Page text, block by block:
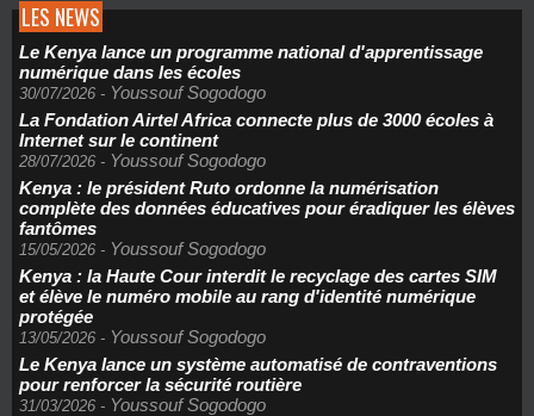
LES NEWS
Le Kenya lance un programme national d'apprentissage
numérique dans les écoles
30/07/2026 - Youssouf Sogodogo
La Fondation Airtel Africa connecte plus de 3000 écoles à
Internet sur le continent
28/07/2026 - Youssouf Sogodogo
Kenya : le président Ruto ordonne la numérisation
complète des données éducatives pour éradiquer les élèves
fantômes
15/05/2026 - Youssouf Sogodogo
Kenya : la Haute Cour interdit le recyclage des cartes SIM
et élève le numéro mobile au rang d'identité numérique
protégée
13/05/2026 - Youssouf Sogodogo
Le Kenya lance un système automatisé de contraventions
pour renforcer la sécurité routière
31/03/2026 - Youssouf Sogodogo